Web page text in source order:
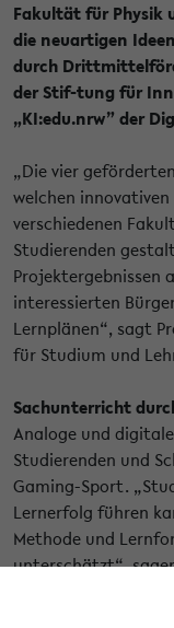
Fakultät für Physik
die neuartigen
durch
der Stif-tung für
„KI:edu.nrw” der
„Die vier
welchen innovativen
verschiedenen
Studierenden
Projektergebnissen
interessierten
Lernplänen“, sagt
für Studium und
Sachunterricht
Analoge und
Studierenden und
Gaming-Sport.
Lernerfolg führen
Methode und
unterschätzt“,